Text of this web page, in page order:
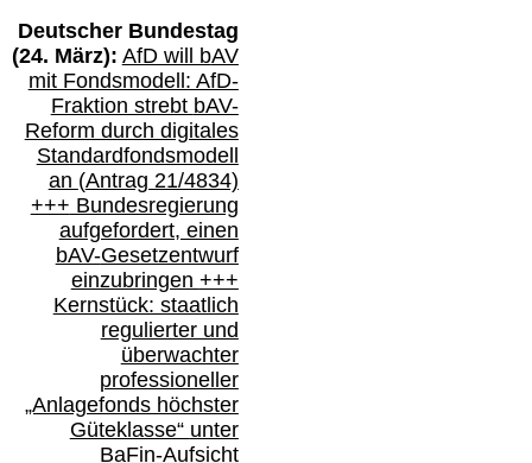
Deutscher Bundestag
(24. März): AfD will bAV
mit Fondsmodell: AfD-
Fraktion strebt bAV-
Reform durch digitales
Standardfondsmodell
an (Antrag 21/4834)
+++ Bundesregierung
aufgefordert, einen
bAV-Gesetzentwurf
einzubringen +++
Kernstück: staatlich
regulierter und
überwachter
professioneller
„Anlagefonds höchster
Güteklasse“ unter
BaFin-Aufsicht